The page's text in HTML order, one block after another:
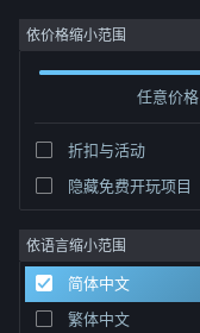
登录
社区
关于
客服
依价格缩小范围
任意价格
折扣与活动
隐藏免费开玩项目
依语言缩小范围
简体中文
繁体中文
开发者: CodeBison Games
排序依据 相关性